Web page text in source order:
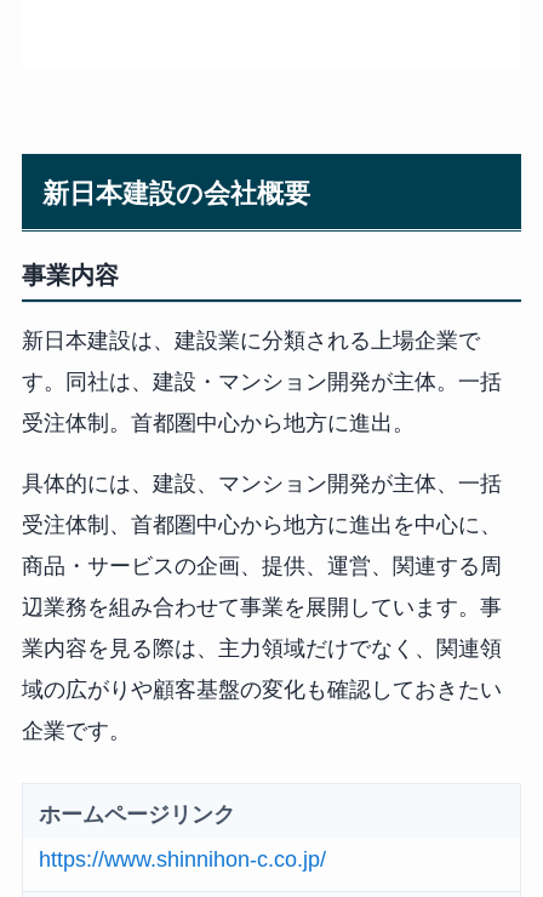
新日本建設の会社概要
事業内容
新日本建設は、建設業に分類される上場企業で
す。同社は、建設・マンション開発が主体。一括
受注体制。首都圏中心から地方に進出。
具体的には、建設、マンション開発が主体、一括
受注体制、首都圏中心から地方に進出を中心に、
商品・サービスの企画、提供、運営、関連する周
辺業務を組み合わせて事業を展開しています。事
業内容を見る際は、主力領域だけでなく、関連領
域の広がりや顧客基盤の変化も確認しておきたい
企業です。
ホームページリンク
https://www.shinnihon-c.co.jp/